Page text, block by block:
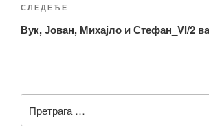
Следећи
чланак
СЛЕДЕЋЕ
Вук, Јован, Михајло и Стефан_VI/2
за: